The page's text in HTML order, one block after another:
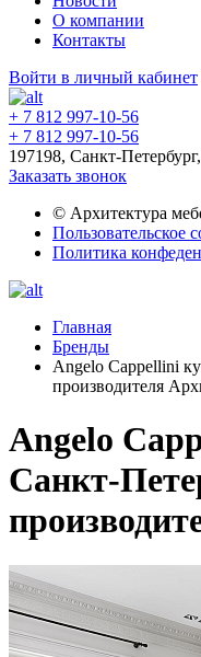
О компании
Контакты
Войти в личный кабинет
+ 7 812 997-10-56
+ 7 812 997-10-56
197198, Санкт-
Заказать звонок
© Архитектура
Пользовательское
Политика
Главная
Бренды
Angelo Cappellini
производителя
Angelo
Санкт-